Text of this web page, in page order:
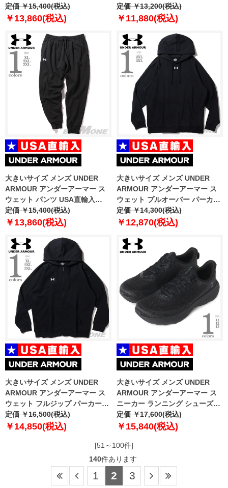
RIVAL FLEECE WORDMARK
DYE CREW USA直輸入
定価 ￥15,400(税込)
￥13,860(税込)
1379755-001
定価 ￥13,200(税込)
￥11,880(税込)
大きいサイズ メンズ UNDER
ARMOUR アンダーアーマー ス
ウェット パンツ USA直輸入
1379774-001
定価 ￥15,400(税込)
￥13,860(税込)
大きいサイズ メンズ UNDER
ARMOUR アンダーアーマー ス
ウェット プルオーバー パーカー
USA直輸入 1379757-001
定価 ￥14,300(税込)
￥12,870(税込)
大きいサイズ メンズ UNDER
ARMOUR アンダーアーマー ス
ウェット フルジップ パーカー
USA直輸入 1379767-001
定価 ￥16,500(税込)
￥14,850(税込)
大きいサイズ メンズ UNDER
ARMOUR アンダーアーマー ス
ニーカー ランニング シューズ
USA直輸入 3027523-002
定価 ￥17,600(税込)
￥15,840(税込)
[51～100件]
140件あります
1 2 3